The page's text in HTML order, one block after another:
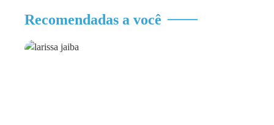
Recomendadas a você